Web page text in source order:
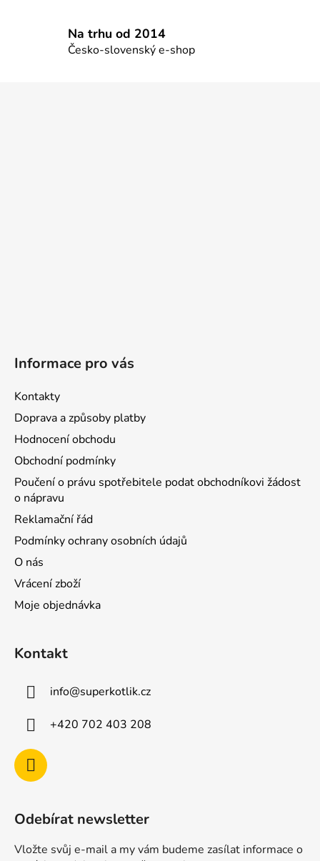
Na trhu od 2014
Česko-slovenský e-shop
Informace pro vás
Kontakty
Doprava a způsoby platby
Hodnocení obchodu
Obchodní podmínky
Poučení o právu spotřebitele podat obchodníkovi žádost
o nápravu
Reklamační řád
Podmínky ochrany osobních údajů
O nás
Vrácení zboží
Moje objednávka
Kontakt
info@superkotlik.cz
+420 702 403 208
Odebírat newsletter
Vložte svůj e-mail a my vám budeme zasílat informace o